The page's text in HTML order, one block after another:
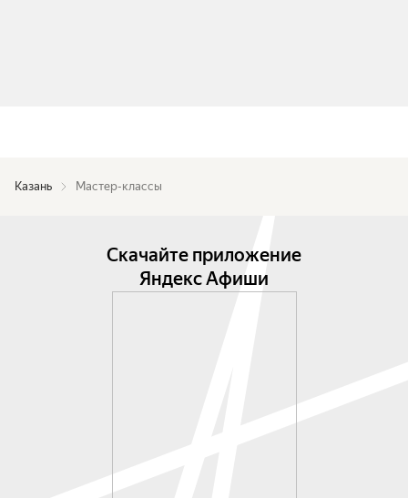
Казань Мастер-классы
Скачайте приложение
Яндекс Афиши